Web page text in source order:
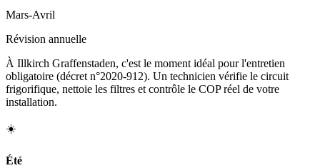
Mars-Avril
Révision annuelle
À Illkirch Graffenstaden, c'est le moment idéal pour l'entretien
obligatoire (décret n°2020-912). Un technicien vérifie le circuit
frigorifique, nettoie les filtres et contrôle le COP réel de votre
installation.
☀️
Été